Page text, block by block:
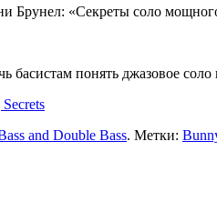
Брунел: «Секреты соло
басистам понять джазовое
and Double Bass. Метки: